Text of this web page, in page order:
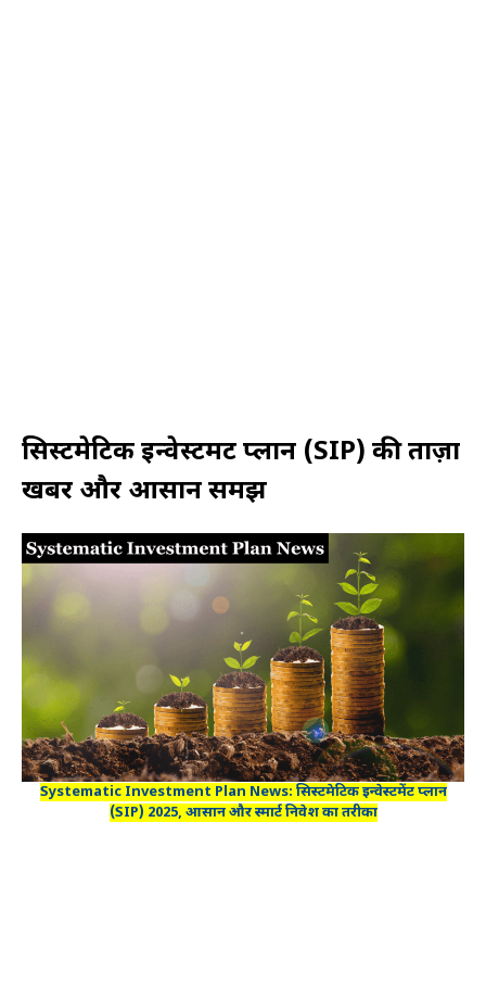
सिस्टमेटिक इन्वेस्टमेंट प्लान (SIP) की ताज़ा
खबर और आसान समझ
Systematic Investment Plan News: सिस्टमेटिक इन्वेस्टमेंट प्लान
(SIP) 2025, आसान और स्मार्ट निवेश का तरीका